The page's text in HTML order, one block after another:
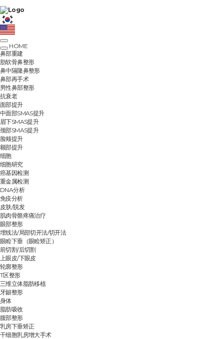
HOME
鼻部重建
肋软骨鼻整形
鼻中隔隆鼻整形
鼻部再手术
男性鼻部整形
抗衰老
面部提升
中面部SMAS提升
眉下SMAS提升
颈部SMAS提升
脸颊提升
额部提升
细胞
细胞研究
癌基因检测
重金属检测
DNA分析
免疫分析
皮肤/脱发
肌肉骨骼疼痛治疗
眼部整形
埋线法/局部切开法/切开法
眼睑下垂（眼睑矫正）
前切割/后切割
上眼皮/下眼皮
轮廓整形
T区整形
三维立体脂肪移植
牙龈整形
身体
脂肪吸收
腹部整形
乳房下垂矫正
干细胞乳房增大手术